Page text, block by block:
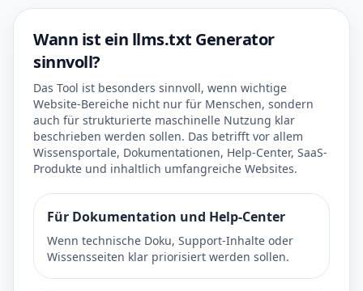
Wann ist ein llms.txt Generator
sinnvoll?
Das Tool ist besonders sinnvoll, wenn wichtige
Website-Bereiche nicht nur für Menschen, sondern
auch für strukturierte maschinelle Nutzung klar
beschrieben werden sollen. Das betrifft vor allem
Wissensportale, Dokumentationen, Help-Center, SaaS-
Produkte und inhaltlich umfangreiche Websites.
Für Dokumentation und Help-Center
Wenn technische Doku, Support-Inhalte oder
Wissensseiten klar priorisiert werden sollen.